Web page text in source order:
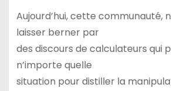
Aujourd’hui, cette communauté,
laisser berner par
des discours de calculateurs qui
n’importe quelle
situation pour distiller la